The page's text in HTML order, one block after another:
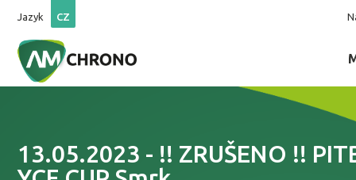
Jazyk CZ
13.05.2023 - !! ZRUŠENO !!